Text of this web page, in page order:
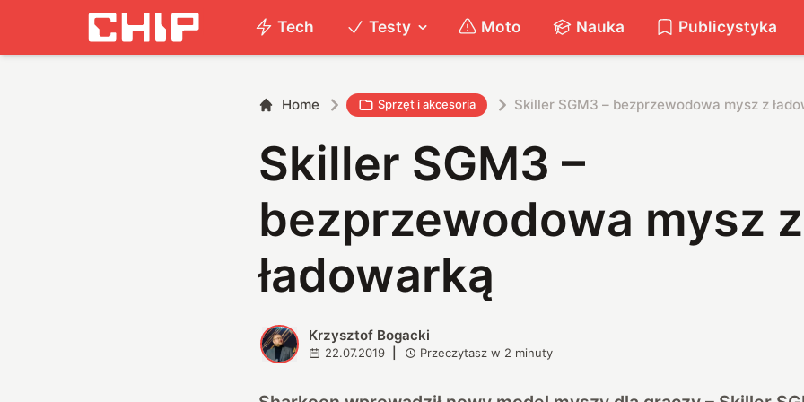
Tech Testy Moto Nauka Publicystyka
Home Sprzęt i akcesoria Skiller SGM3 – bezprzewodowa mysz z
Skiller SGM3 –
bezprzewodowa mysz z
ładowarką
K Krzysztof Bogacki
22.07.2019 Przeczytasz w 2 minuty